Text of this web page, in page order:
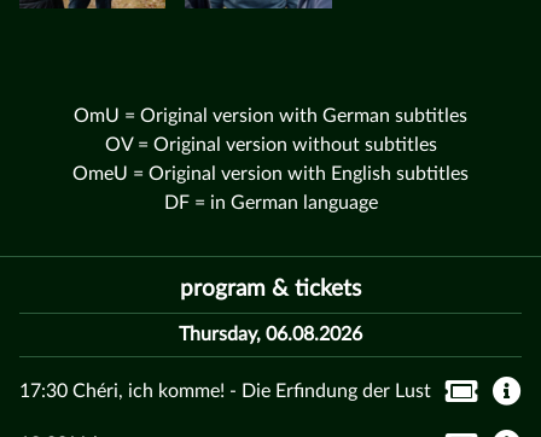
OmU = Original version with German subtitles
OV = Original version without subtitles
OmeU = Original version with English subtitles
DF = in German language
program & tickets
Thursday, 06.08.2026
17:30 Chéri, ich komme! - Die Erfindung der Lust